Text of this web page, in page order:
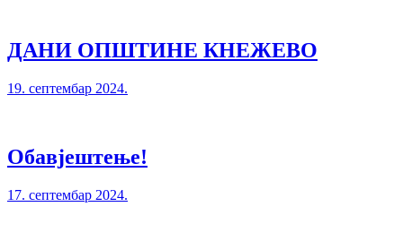
ДАНИ ОПШТИНЕ КНЕЖЕВО
19. септембар 2024.
Обавјештење!
17. септембар 2024.